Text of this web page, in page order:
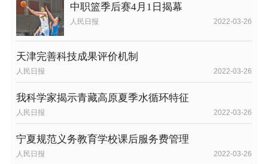
中职篮季后赛4月1日揭幕
人民日报 2022-03-26
天津完善科技成果评价机制
人民日报 2022-03-26
我科学家揭示青藏高原夏季水循环特征
人民日报 2022-03-26
宁夏规范义务教育学校课后服务费管理
人民日报 2022-03-26